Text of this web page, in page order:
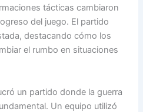
tácticas cambiaron
del juego. El partido
destacando cómo los
el rumbo en situaciones
un partido donde la guerra
Un equipo utilizó